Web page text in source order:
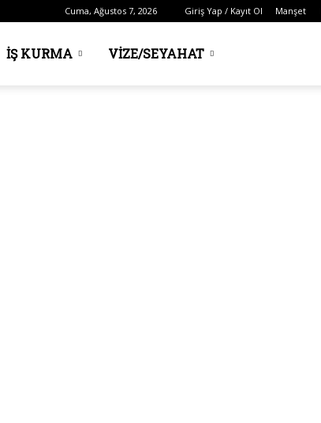
Cuma, Ağustos 7, 2026 Giriş Yap / Kayıt Ol Manşet
İŞ KURMA VIZE/SEYAHAT